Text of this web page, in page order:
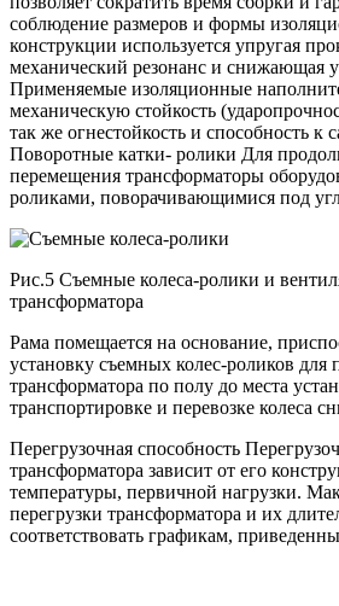
соблюдение размеров и формы
конструкции используется упругая
механический резонанс и снижающая
Применяемые изоляционные
механическую стойкость
так же огнестойкость и способность к
Поворотные катки- ролики Для
перемещения трансформаторы
роликами, поворачивающимися под
Рис.5 Съемные колеса-ролики и
трансформатора
Рама помещается на основание,
установку съемных колес-роликов для
трансформатора по полу до места
транспортировке и перевозке колеса
Перегрузочная способность
трансформатора зависит от его
температуры, первичной нагрузки.
перегрузки трансформатора и их
соответствовать графикам,